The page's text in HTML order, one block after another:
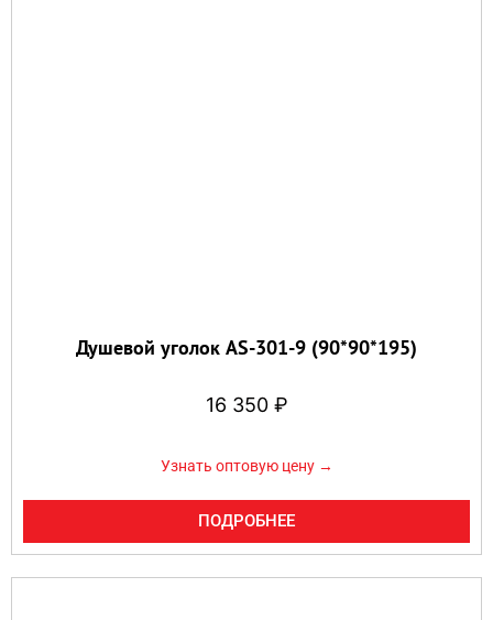
Душевой уголок AS-301-9 (90*90*195)
16 350 ₽
Узнать оптовую цену →
ПОДРОБНЕЕ